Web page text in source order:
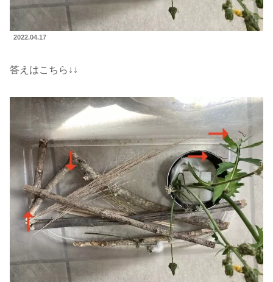
2022.04.17
答えはこちら↓↓